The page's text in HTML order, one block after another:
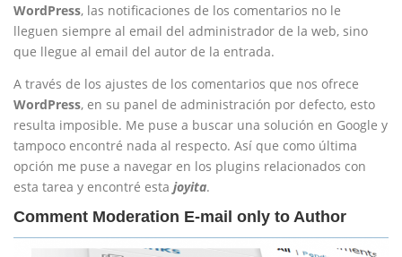
WordPress, las notificaciones de los comentarios no le
lleguen siempre al email del administrador de la web, sino
que llegue al email del autor de la entrada.
A través de los ajustes de los comentarios que nos ofrece
WordPress, en su panel de administración por defecto, esto
resulta imposible. Me puse a buscar una solución en Google y
tampoco encontré nada al respecto. Así que como última
opción me puse a navegar en los plugins relacionados con
esta tarea y encontré esta joyita.
Comment Moderation E-mail only to Author